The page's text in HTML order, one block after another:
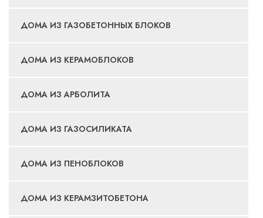
ДОМА ИЗ ГАЗОБЕТОННЫХ БЛОКОВ
ДОМА ИЗ КЕРАМОБЛОКОВ
ДОМА ИЗ АРБОЛИТА
ДОМА ИЗ ГАЗОСИЛИКАТА
ДОМА ИЗ ПЕНОБЛОКОВ
ДОМА ИЗ КЕРАМЗИТОБЕТОНА